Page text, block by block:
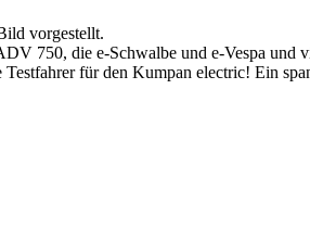
vorgestellt.
750, die e-Schwalbe und e-Vespa und
für den Kumpan electric! Ein